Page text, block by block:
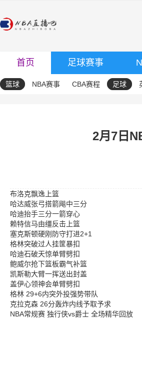
首页 足球赛事
篮球 NBA赛事 CBA赛程 足球
2月7日
布洛克飘逸上篮
哈达威张弓搭箭飚中三分
哈迪抬手三分一箭穿心
赖特信马由缰反击上篮
塞克斯顿硬刚防守打进2+1
格林突破过人挂筐暴扣
哈迪石破天惊单臂劈扣
鲍威尔抢下篮板霸气补篮
凯斯勒大臂一挥送出封盖
盖伊心领神会单臂劈扣
格林 29+6内突外投强势带队
克拉克森 26分轰炸内线予取予求
NBA常规赛 独行侠vs爵士 全场精华回放